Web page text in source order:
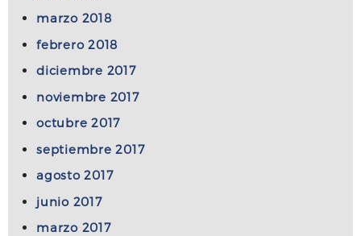
marzo 2018
febrero 2018
diciembre 2017
noviembre 2017
octubre 2017
septiembre 2017
agosto 2017
junio 2017
marzo 2017